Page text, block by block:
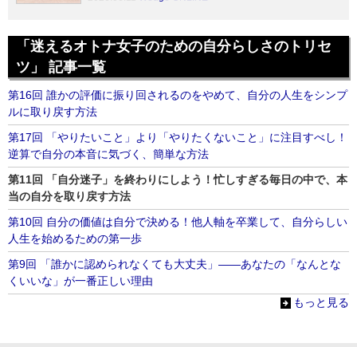
「迷えるオトナ女子のための自分らしさのトリセ
ツ」 記事一覧
第16回 誰かの評価に振り回されるのをやめて、自分の人生をシンプ
ルに取り戻す方法
第17回 「やりたいこと」より「やりたくないこと」に注目すべし！
逆算で自分の本音に気づく、簡単な方法
第11回 「自分迷子」を終わりにしよう！忙しすぎる毎日の中で、本
当の自分を取り戻す方法
第10回 自分の価値は自分で決める！他人軸を卒業して、自分らしい
人生を始めるための第一歩
第9回 「誰かに認められなくても大丈夫」——あなたの「なんとな
くいいな」が一番正しい理由
もっと見る